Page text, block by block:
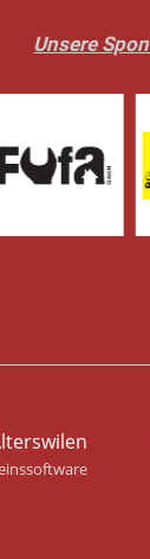
Unsere